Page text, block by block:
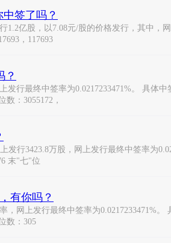
签了吗？
亿股，以7.08元/股的价格发行，其中，
，117693
？
行最终中签率为0.0217233471%。 具体
数：3055172，
行3423.8万股，网上发行最终中签率为
末"七"位
有你吗？
网上发行最终中签率为0.0217233471%
数：305